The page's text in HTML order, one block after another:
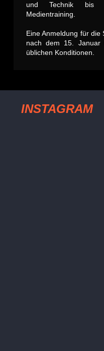
und Technik bis
Medientraining.
Eine Anmeldung für die
nach dem 15.
üblichen Konditionen.
INSTAGRAM